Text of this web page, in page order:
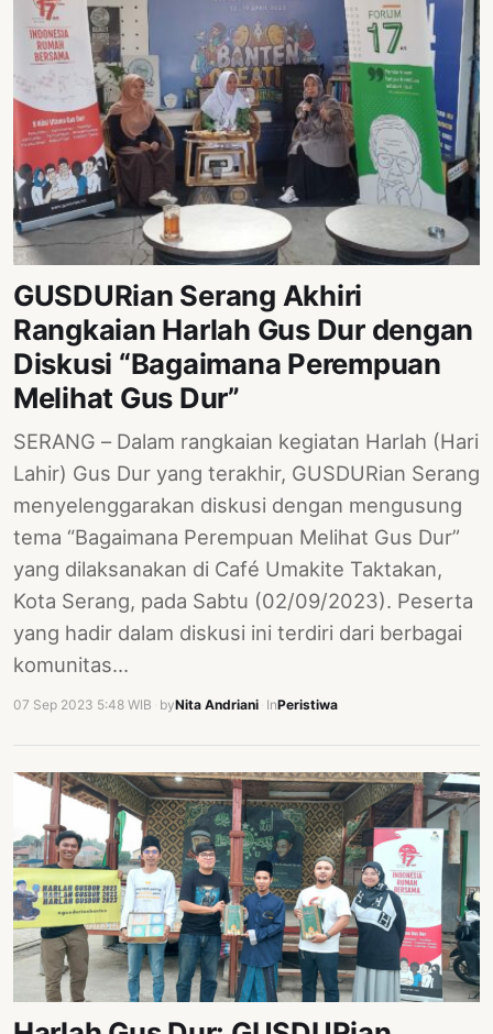
GUSDURian Serang Akhiri
Rangkaian Harlah Gus Dur dengan
Diskusi “Bagaimana Perempuan
Melihat Gus Dur”
SERANG – Dalam rangkaian kegiatan Harlah (Hari
Lahir) Gus Dur yang terakhir, GUSDURian Serang
menyelenggarakan diskusi dengan mengusung
tema “Bagaimana Perempuan Melihat Gus Dur”
yang dilaksanakan di Café Umakite Taktakan,
Kota Serang, pada Sabtu (02/09/2023). Peserta
yang hadir dalam diskusi ini terdiri dari berbagai
komunitas…
07 Sep 2023 5:48 WIB byNita Andriani InPeristiwa